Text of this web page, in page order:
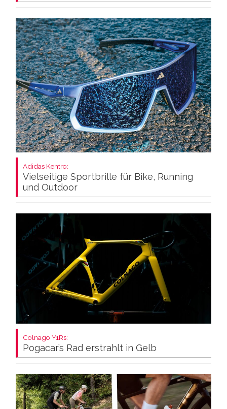
Adidas Kentro:
Vielseitige Sportbrille für Bike, Running
und Outdoor
Colnago Y1Rs:
Pogacar’s Rad erstrahlt in Gelb